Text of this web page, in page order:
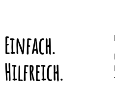
Einfach.
Hilfreich.